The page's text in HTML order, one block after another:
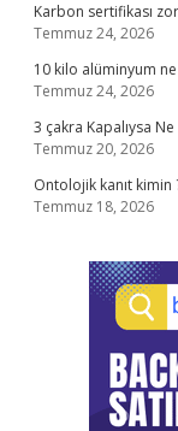
Karbon sertifikası
Temmuz 24, 2026
10 kilo alüminyum
Temmuz 24, 2026
3 çakra Kapalıysa
Temmuz 20, 2026
Ontolojik kanıt kimin
Temmuz 18, 2026